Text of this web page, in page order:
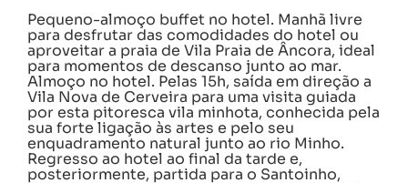
Pequeno-almoço buffet no hotel. Manhã livre
para desfrutar das comodidades do hotel ou
aproveitar a praia de Vila Praia de Âncora, ideal
para momentos de descanso junto ao mar.
Almoço no hotel. Pelas 15h, saída em direção a
Vila Nova de Cerveira para uma visita guiada
por esta pitoresca vila minhota, conhecida pela
sua forte ligação às artes e pelo seu
enquadramento natural junto ao rio Minho.
Regresso ao hotel ao final da tarde e,
posteriormente, partida para o Santoinho,